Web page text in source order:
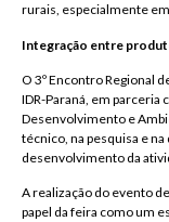
rurais, especialmente
Integração entre
O 3º Encontro Regional
IDR-Paraná, em parceria
Desenvolvimento e
técnico, na pesquisa e
desenvolvimento da
A realização do evento
papel da feira como um